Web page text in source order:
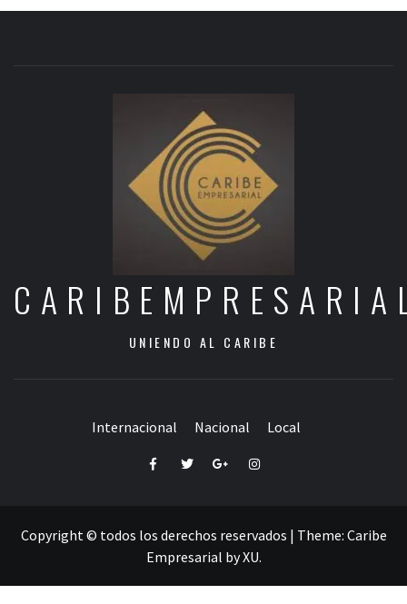
UNIENDO AL CARIBE
Internacional Nacional Local
FacebookTwitterGoogle+Instagram
Copyright © todos los derechos reservados | Theme: Caribe
Empresarial byXU.